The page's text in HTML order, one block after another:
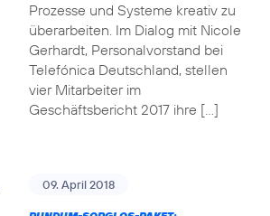
Prozesse und Systeme kreativ zu
überarbeiten. Im Dialog mit Nicole
Gerhardt, Personalvorstand bei
Telefónica Deutschland, stellen
vier Mitarbeiter im
Geschäftsbericht 2017 ihre […]
09. April 2018